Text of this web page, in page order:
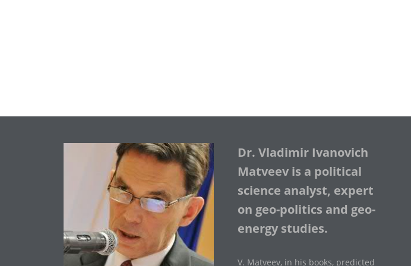
Dr. Vladimir Ivanovich
Matveev is a political
science analyst, expert
on geo-politics and geo-
energy studies.
V. Matveev, in his books, predicted